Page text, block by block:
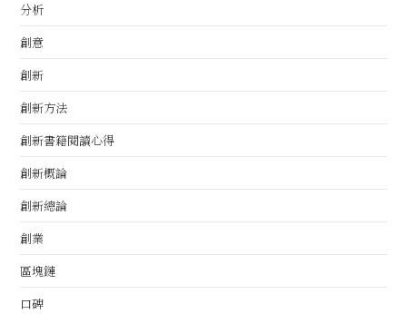
分析
創意
創新
創新方法
創新書籍閱讀心得
創新概論
創新總論
創業
區塊鏈
口碑